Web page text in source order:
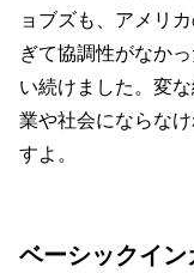
ョブズも、アメリ
ぎて協調性がなか
い続けました。変
業や社会にならな
すよ。
ベーシックイ